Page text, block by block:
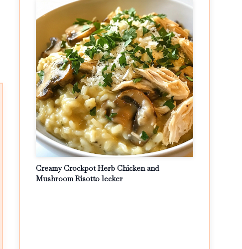
Creamy Crockpot Herb Chicken and
Mushroom Risotto lecker